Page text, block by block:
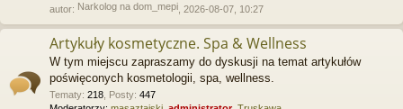
autor: Narkolog na dom_mepi , 2026-08-07, 10:27
Artykuły kosmetyczne. Spa & Wellness
W tym miejscu zapraszamy do dyskusji na temat artykułów
poświęconych kosmetologii, spa, wellness.
Tematy: 218 Posty: 447